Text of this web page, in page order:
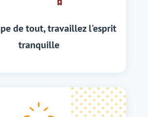
de tout, travaillez l'esprit
tranquille